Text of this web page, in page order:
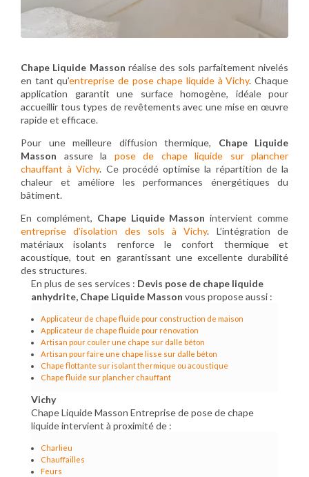
Chape Liquide Masson réalise des sols parfaitement nivelés
en tant qu’entreprise de pose chape liquide à Vichy. Chaque
application garantit une surface homogène, idéale pour
accueillir tous types de revêtements avec une mise en œuvre
rapide et efficace.
Pour une meilleure diffusion thermique, Chape Liquide
Masson assure la pose de chape liquide sur plancher
chauffant à Vichy. Ce procédé optimise la répartition de la
chaleur et améliore les performances énergétiques du
bâtiment.
En complément, Chape Liquide Masson intervient comme
entreprise d’isolation des sols à Vichy. L’intégration de
matériaux isolants renforce le confort thermique et
acoustique, tout en garantissant une excellente durabilité
des structures.
En plus de ses services : Devis pose de chape liquide
anhydrite, Chape Liquide Masson vous propose aussi :
Applicateur de chape fluide pour construction de maison
Applicateur de chape fluide pour rénovation
Artisan pour couler une chape sur dalle béton
Artisan pour faire une chape lisse sur dalle béton
Chape flottante sur isolant thermique ou acoustique
Chape fluide sur plancher chauffant
Vichy
Chape Liquide Masson Entreprise de pose de chape
liquide intervient à proximité de :
Charlieu
Chauffailles
Feurs